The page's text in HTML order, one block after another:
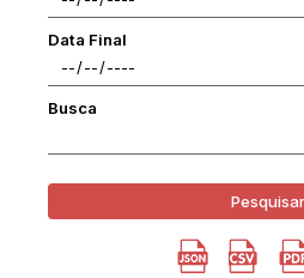
Data Final
Busca
Pesquisar